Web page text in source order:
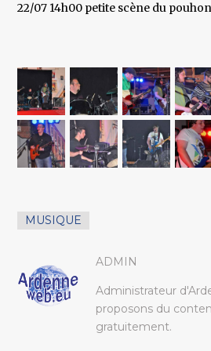
22/07 14h00 petite scène du
MUSIQUE
ADMIN
Administrateur
proposons du
gratuitement.